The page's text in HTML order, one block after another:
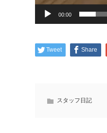
00:00
Tweet Share
スタッフ日記